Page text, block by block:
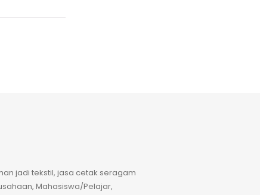
jadi tekstil, jasa cetak seragam
Mahasiswa/Pelajar,